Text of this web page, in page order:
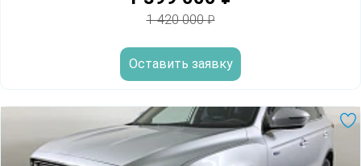
1 420 000₽
Оставить заявку